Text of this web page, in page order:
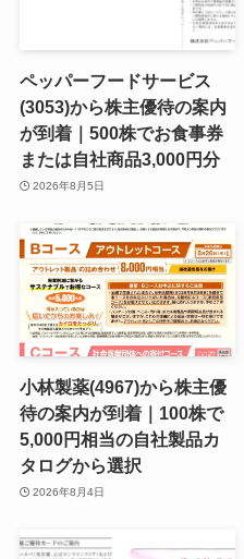
ペッパーフードサービス
(3053)から株主優待の案内
が到着｜500株でお食事券
または自社商品3,000円分
2026年8月5日
小林製薬(4967)から株主優
待の案内が到着｜100株で
5,000円相当の自社製品カ
タログから選択
2026年8月4日